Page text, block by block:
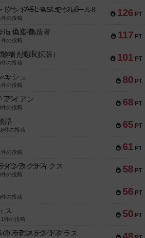
126 PT
ブシドー：ASLモジュール8
件の投稿
117 PT
ュエル 偽造者
件の投稿
101 PT
者たち（拡張）
件の投稿
80 PT
ッシュ
件の投稿
68 PT
アイアン
件の投稿
65 PT
語
件の投稿
61 PT
件の投稿
58 PT
インタクティクス
件の投稿
56 PT
件の投稿
50 PT
ス
件の投稿
トラのステンドグラス